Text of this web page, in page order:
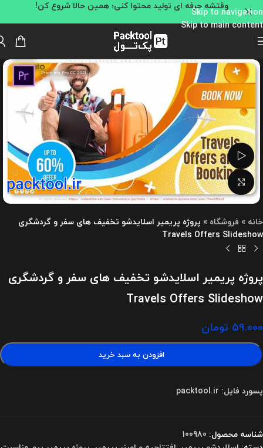
Skip to navigation
Skip to main content
وقتشه حرفه ای تولید محتوا کنی؛ همین حالا شروع کن!
تماشای ویدئو
بزرگنمایی تصویر
خانه » فروشگاه » پروژه پریمیر اسلایدشو تخفیف های سفر و گردشگری
Travels Offers Slideshow
پروژه پریمیر اسلایدشو تخفیف های سفر و گردشگری
Travels Offers Slideshow
۵۹.۰۰۰ تومان
افزودن به سبد خرید
پسورد فایل: packtool.ir
شناسه محصول: 100980